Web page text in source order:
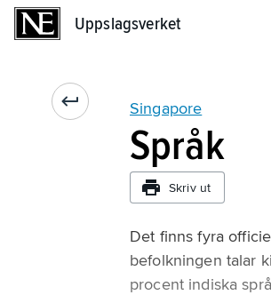
Uppslagsverket
Singapore
Språk
Skriv ut
Det finns fyra
befolkningen talar
procent indiska